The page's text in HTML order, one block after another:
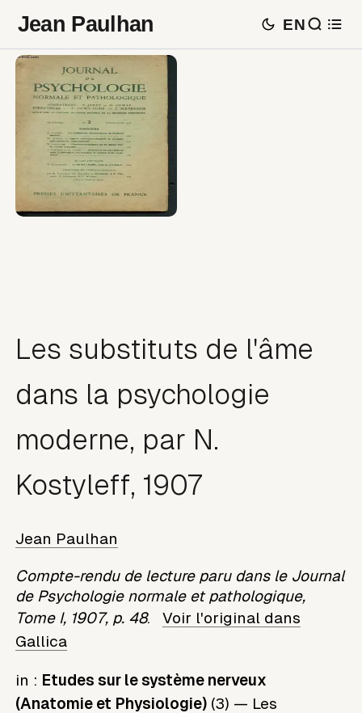
Jean Paulhan EN
Les substituts de l'âme
dans la psychologie
moderne, par N.
Kostyleff, 1907
Jean Paulhan
Compte-rendu de lecture paru dans le Journal
de Psychologie normale et pathologique,
Tome I, 1907, p. 48.Voir l'original dans
Gallica
in : Etudes sur le système nerveux
(Anatomie et Physiologie) (3) — Les